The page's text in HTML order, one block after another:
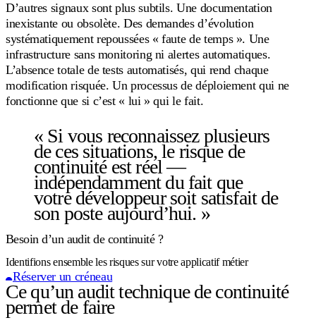
D’autres signaux sont plus subtils. Une documentation
inexistante ou obsolète. Des demandes d’évolution
systématiquement repoussées « faute de temps ». Une
infrastructure sans monitoring ni alertes automatiques.
L’absence totale de tests automatisés, qui rend chaque
modification risquée. Un processus de déploiement qui ne
fonctionne que si c’est « lui » qui le fait.
« Si vous reconnaissez plusieurs
de ces situations, le risque de
continuité est réel —
indépendamment du fait que
votre développeur soit satisfait de
son poste aujourd’hui. »
Besoin d’un audit de continuité ?
Identifions ensemble les risques sur votre applicatif métier
Réserver un créneau
Ce qu’un audit technique de continuité
permet de faire